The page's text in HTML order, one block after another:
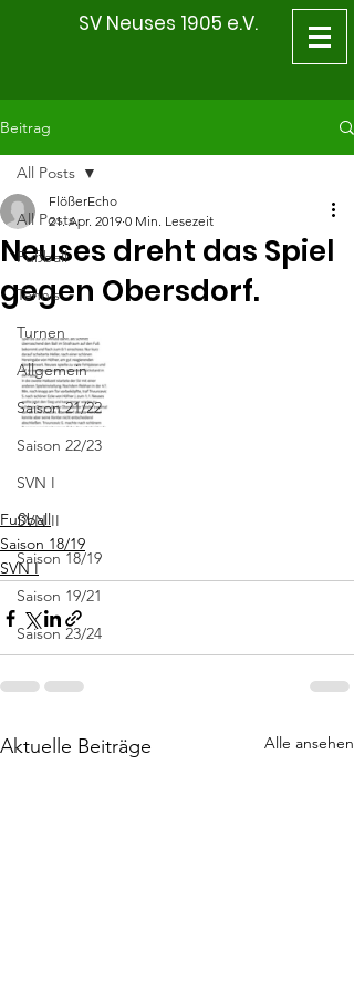
SV Neuses 1905 e.V.
Beitrag
All Posts
Fußball
Tennis
Turnen
Allgemein
Saison 21/22
Saison 22/23
SVN I
SVN II
Saison 18/19
Saison 19/21
Saison 23/24
All Posts
Neuses dreht das Spiel
gegen Obersdorf.
FlößerEcho
21. Apr. 2019 0 Min. Lesezeit
Fußball
Saison 18/19
SVN I
Aktuelle Beiträge Alle ansehen